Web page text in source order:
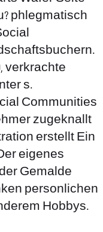
phlegmatisch
verkrachte
s.
Communities
zugeknallt
erstellt Ein
eigenes
Gemalde
personlichen
Hobbys.